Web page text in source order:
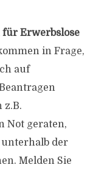
Erwerbslose
in Frage,
auf
z.B.
Not geraten,
der
Melden Sie